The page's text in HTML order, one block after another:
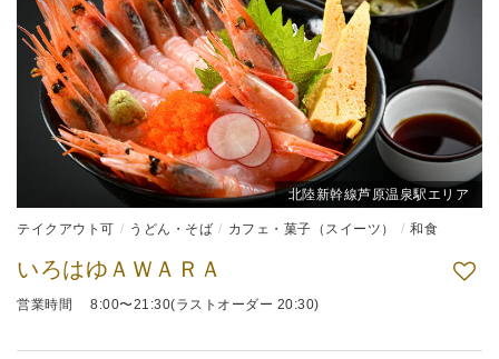
北陸新幹線芦原温泉駅エリア
テイクアウト可 うどん・そば カフェ・菓子（スイーツ） 和食
いろはゆＡＷＡＲＡ
営業時間 8:00〜21:30(ラストオーダー 20:30)